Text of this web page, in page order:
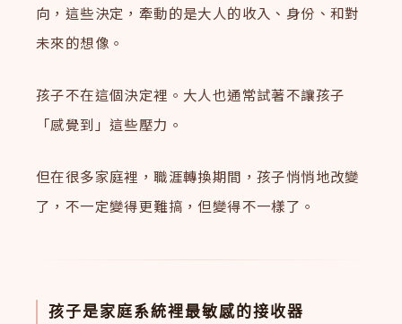
向，這些決定，牽動的是大人的收入、身份、和對
未來的想像。
孩子不在這個決定裡。大人也通常試著不讓孩子
「感覺到」這些壓力。
但在很多家庭裡，職涯轉換期間，孩子悄悄地改變
了，不一定變得更難搞，但變得不一樣了。
孩子是家庭系統裡最敏感的接收器